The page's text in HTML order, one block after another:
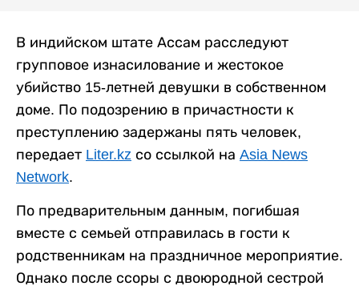
В индийском штате Ассам расследуют
групповое изнасилование и жестокое
убийство 15-летней девушки в собственном
доме. По подозрению в причастности к
преступлению задержаны пять человек,
передает Liter.kz со ссылкой на Asia News
Network.
По предварительным данным, погибшая
вместе с семьей отправилась в гости к
родственникам на праздничное мероприятие.
Однако после ссоры с двоюродной сестрой